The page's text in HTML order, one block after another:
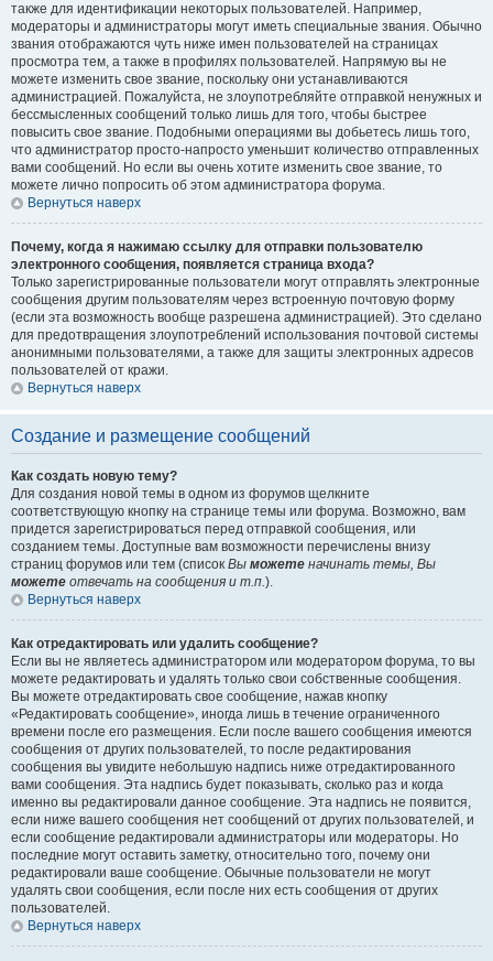
также для идентификации некоторых пользователей. Например,
модераторы и администраторы могут иметь специальные звания. Обычно
звания отображаются чуть ниже имен пользователей на страницах
просмотра тем, а также в профилях пользователей. Напрямую вы не
можете изменить свое звание, поскольку они устанавливаются
администрацией. Пожалуйста, не злоупотребляйте отправкой ненужных и
бессмысленных сообщений только лишь для того, чтобы быстрее
повысить свое звание. Подобными операциями вы добьетесь лишь того,
что администратор просто-напросто уменьшит количество отправленных
вами сообщений. Но если вы очень хотите изменить свое звание, то
можете лично попросить об этом администратора форума.
Вернуться наверх
Почему, когда я нажимаю ссылку для отправки пользователю
электронного сообщения, появляется страница входа?
Только зарегистрированные пользователи могут отправлять электронные
сообщения другим пользователям через встроенную почтовую форму
(если эта возможность вообще разрешена администрацией). Это сделано
для предотвращения злоупотреблений использования почтовой системы
анонимными пользователями, а также для защиты электронных адресов
пользователей от кражи.
Вернуться наверх
Создание и размещение сообщений
Как создать новую тему?
Для создания новой темы в одном из форумов щелкните
соответствующую кнопку на странице темы или форума. Возможно, вам
придется зарегистрироваться перед отправкой сообщения, или
созданием темы. Доступные вам возможности перечислены внизу
страниц форумов или тем (список Вы можете начинать темы, Вы
можете отвечать на сообщения и т.п.).
Вернуться наверх
Как отредактировать или удалить сообщение?
Если вы не являетесь администратором или модератором форума, то вы
можете редактировать и удалять только свои собственные сообщения.
Вы можете отредактировать свое сообщение, нажав кнопку
«Редактировать сообщение», иногда лишь в течение ограниченного
времени после его размещения. Если после вашего сообщения имеются
сообщения от других пользователей, то после редактирования
сообщения вы увидите небольшую надпись ниже отредактированного
вами сообщения. Эта надпись будет показывать, сколько раз и когда
именно вы редактировали данное сообщение. Эта надпись не появится,
если ниже вашего сообщения нет сообщений от других пользователей, и
если сообщение редактировали администраторы или модераторы. Но
последние могут оставить заметку, относительно того, почему они
редактировали ваше сообщение. Обычные пользователи не могут
удалять свои сообщения, если после них есть сообщения от других
пользователей.
Вернуться наверх